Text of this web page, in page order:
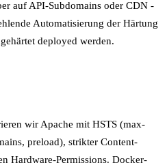
auf API-Subdomains oder CDN -
Automatisierung der Härtung
deployed werden.
wir Apache mit HSTS (max-
preload), strikter Content-
Hardware-Permissions. Docker-